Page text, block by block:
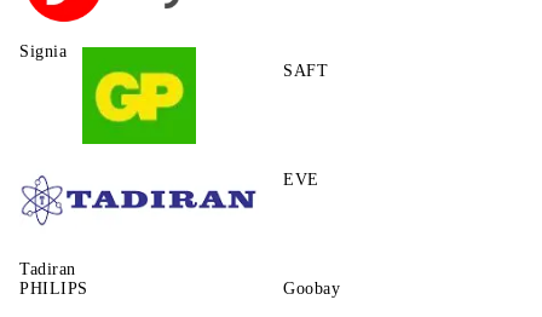
Signia
SAFT
Tadiran
EVE
PHILIPS Goobay